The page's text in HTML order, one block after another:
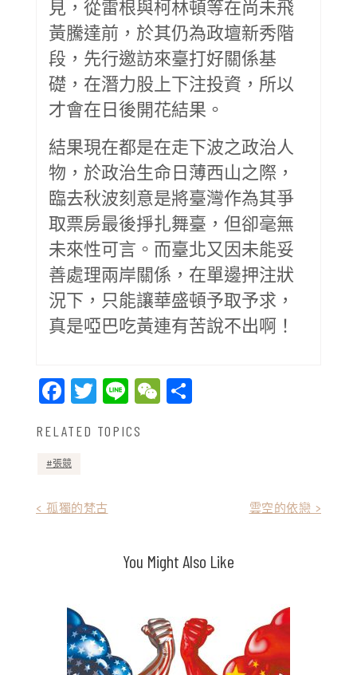
見，從雷根與柯林頓等在尚未飛
黃騰達前，於其仍為政壇新秀階
段，先行邀訪來臺打好關係基
礎，在潛力股上下注投資，所以
才會在日後開花結果。
結果現在都是在走下波之政治人
物，於政治生命日薄西山之際，
臨去秋波刻意是將臺灣作為其爭
取票房最後掙扎舞臺，但卻毫無
未來性可言。而臺北又因未能妥
善處理兩岸關係，在單邊押注狀
況下，只能讓華盛頓予取予求，
真是啞巴吃黃連有苦說不出啊！
Facebook
Twitter
LineWeChat
RELATED TOPICS
張競
< 孤獨的梵古 雲空的依戀 >
You Might Also Like